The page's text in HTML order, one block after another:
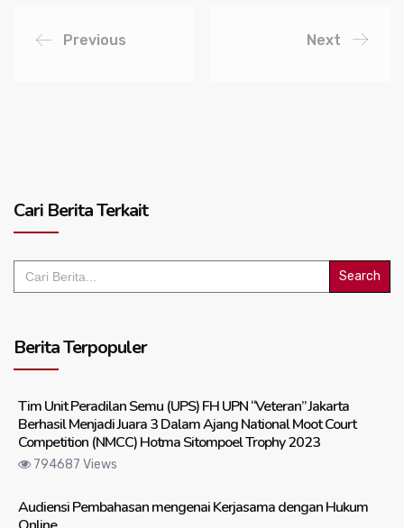
Previous Next
Cari Berita Terkait
Search
for:
Berita Terpopuler
Tim Unit Peradilan Semu (UPS) FH UPN “Veteran” Jakarta
Berhasil Menjadi Juara 3 Dalam Ajang National Moot Court
Competition (NMCC) Hotma Sitompoel Trophy 2023
794687 Views
Audiensi Pembahasan mengenai Kerjasama dengan Hukum